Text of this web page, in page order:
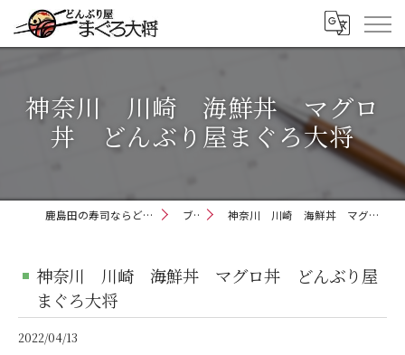
神奈川 川崎 海鮮丼 マグロ
丼 どんぶり屋まぐろ大将
鹿島田の寿司ならどんぶり屋まぐろ大将 ブログ 神奈川 川崎 海鮮丼 マグロ丼 どんぶり屋まぐろ大将
神奈川 川崎 海鮮丼 マグロ丼 どんぶり屋
まぐろ大将
2022/04/13